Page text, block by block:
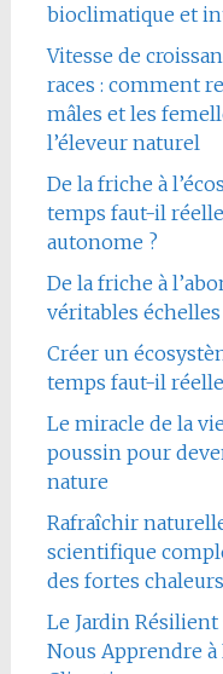
bioclimatique et
Vitesse de
races : comment
mâles et les
l’éleveur naturel
De la friche à
temps faut-il
autonome ?
De la friche à
véritables
Créer un
temps faut-il
Le miracle de la
poussin pour
nature
Rafraîchir
scientifique
des fortes chaleurs
Le Jardin
Nous Apprendre